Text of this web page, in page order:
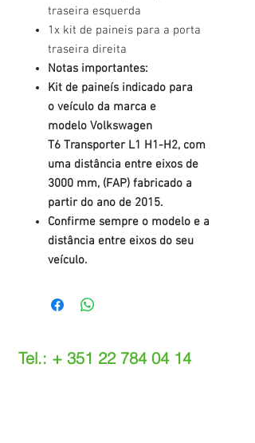
traseira esquerda
1x kit de paineis para a porta
traseira direita
Notas importantes:
Kit de paineís indicado para
o veículo da marca e
modelo Volkswagen
T6 Transporter L1 H1-H2, com
uma distância entre eixos de
3000 mm, (FAP) fabricado a
partir do ano de 2015.
Confirme sempre o modelo e a
distância entre eixos do seu
veículo.
Tel.: + 351 22 784 04 14